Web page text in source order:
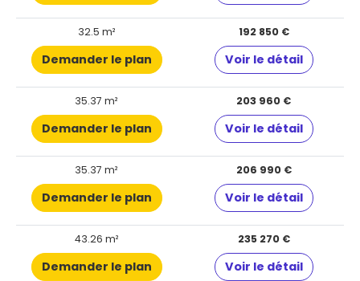
32.5 m² 192 850 €
Demander le plan Voir le détail
35.37 m² 203 960 €
Demander le plan Voir le détail
35.37 m² 206 990 €
Demander le plan Voir le détail
43.26 m² 235 270 €
Demander le plan Voir le détail